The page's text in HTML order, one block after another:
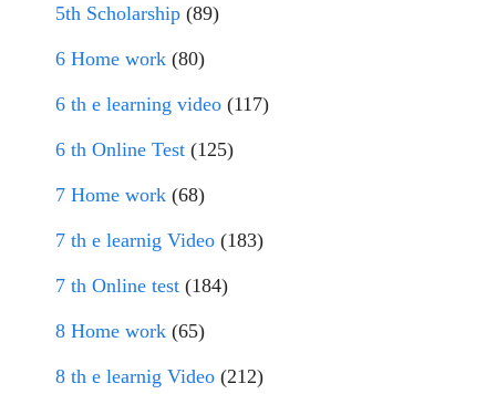
5th Scholarship (89)
6 Home work (80)
6 th e learning video (117)
6 th Online Test (125)
7 Home work (68)
7 th e learnig Video (183)
7 th Online test (184)
8 Home work (65)
8 th e learnig Video (212)